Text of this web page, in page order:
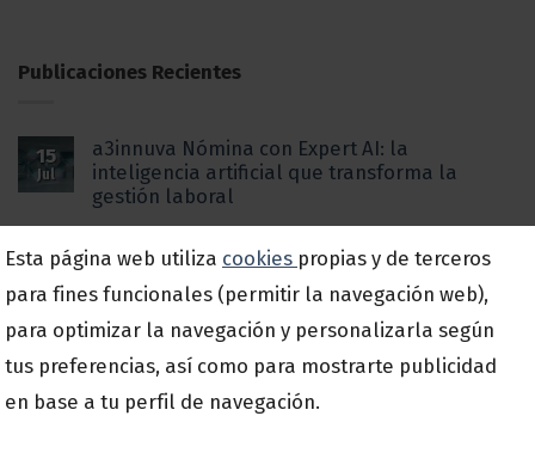
Publicaciones Recientes
15
Jul
a3innuva Nómina con Expert AI: la
inteligencia artificial que transforma la
gestión laboral
15
Del Excel al dato en tiempo real: por qué la
digitalización de procesos ya no es una
opción para la pyme española
15
Jul
Impuesto de Sociedades: Qué cambia este
año 2026
Esta página web utiliza cookies propias y de terceros
para fines funcionales (permitir la navegación web),
para optimizar la navegación y personalizarla según
tus preferencias, así como para mostrarte publicidad
en base a tu perfil de navegación.